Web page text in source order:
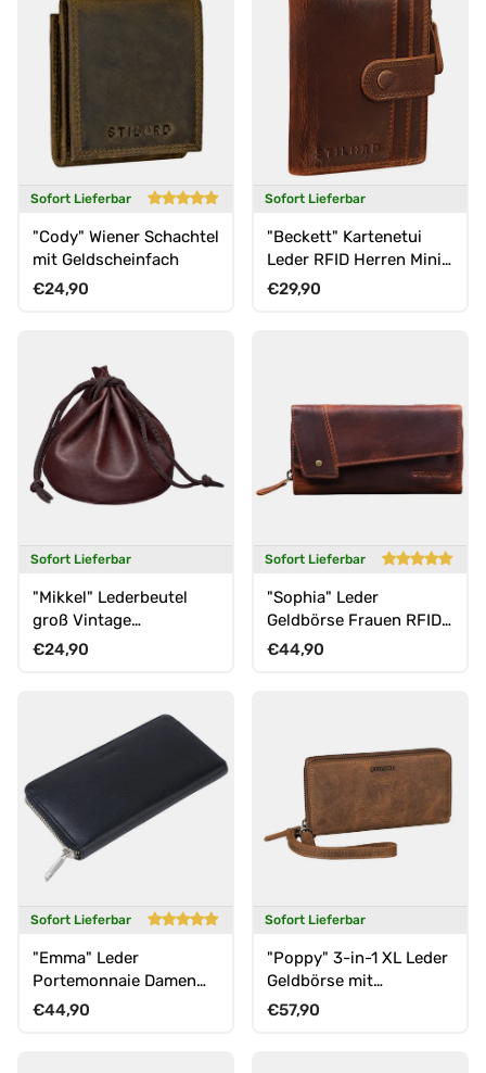
Sofort Lieferbar
"Cody" Wiener Schachtel
mit Geldscheinfach
Normaler Preis
€24,90
Sofort Lieferbar
"Beckett" Kartenetui
Leder RFID Herren Mini-
Geldbörse
Normaler Preis
€29,90
Sofort Lieferbar
"Mikkel" Lederbeutel
groß Vintage
Münzbeutel XL
Normaler Preis
€24,90
Sofort Lieferbar
"Sophia" Leder
Geldbörse Frauen RFID
Schutz
Normaler Preis
€44,90
Sofort Lieferbar
"Emma" Leder
Portemonnaie Damen
RFID Schutz
Normaler Preis
€44,90
Sofort Lieferbar
"Poppy" 3-in-1 XL Leder
Geldbörse mit
Handyfach Damen
Normaler Preis
€57,90